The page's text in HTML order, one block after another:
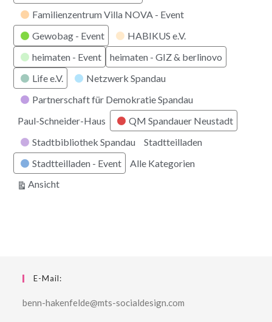
Familienzentrum Villa NOVA - Event
Gewobag - Event
HABIKUS e.V.
heimaten - Event
heimaten - GIZ & berlinovo
Life e.V.
Netzwerk Spandau
Partnerschaft für Demokratie Spandau
Paul-Schneider-Haus
QM Spandauer Neustadt
Stadtbibliothek Spandau
Stadtteilladen
Stadtteilladen - Event
Alle Kategorien
Ansichtausdrucken
E-Mail:
benn-hakenfelde@mts-socialdesign.com